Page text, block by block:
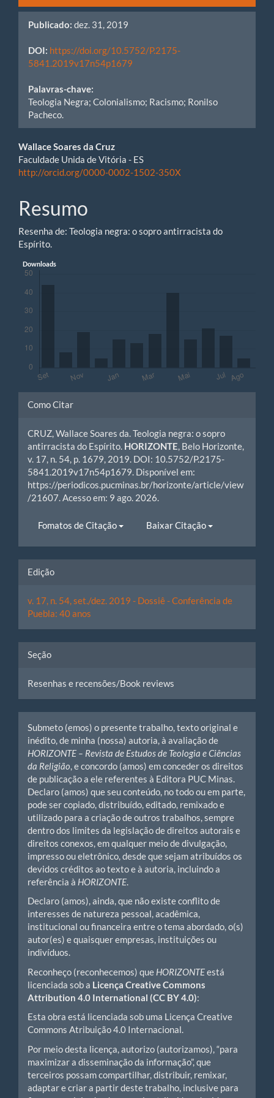
Publicado: dez. 31, 2019
DOI: https://doi.org/10.5752/P.2175-
5841.2019v17n54p1679
Palavras-chave:
Teologia Negra; Colonialismo; Racismo; Ronilso
Pacheco.
Conteúdo
do
principal
Wallace Soares da Cruz
Faculdade Unida de Vitória - ES
http://orcid.org/0000-0002-1502-350X
Resumo
Resenha de: Teologia negra: o sopro antirracista do
Espírito.
Downloads
Detalhes
artigo
Como Citar
CRUZ, Wallace Soares da. Teologia negra: o sopro
antirracista do Espírito. HORIZONTE, Belo Horizonte,
v. 17, n. 54, p. 1679, 2019. DOI: 10.5752/P.2175-
5841.2019v17n54p1679. Disponível em:
https://periodicos.pucminas.br/horizonte/article/view
/21607. Acesso em: 9 ago. 2026.
Fomatos de Citação Baixar Citação
Edição
v. 17, n. 54, set./dez. 2019 - Dossiê - Conferência de
Puebla: 40 anos
Seção
Resenhas e recensões/Book reviews
Submeto (emos) o presente trabalho, texto original e
inédito, de minha (nossa) autoria, à avaliação de
HORIZONTE – Revista de Estudos de Teologia e Ciências
da Religião, e concordo (amos) em conceder os direitos
de publicação a ele referentes à Editora PUC Minas.
Declaro (amos) que seu conteúdo, no todo ou em parte,
pode ser copiado, distribuído, editado, remixado e
utilizado para a criação de outros trabalhos, sempre
dentro dos limites da legislação de direitos autorais e
direitos conexos, em qualquer meio de divulgação,
impresso ou eletrônico, desde que sejam atribuídos os
devidos créditos ao texto e à autoria, incluindo a
referência à HORIZONTE.
Declaro (amos), ainda, que não existe conflito de
interesses de natureza pessoal, acadêmica,
institucional ou financeira entre o tema abordado, o(s)
autor(es) e quaisquer empresas, instituições ou
indivíduos.
Reconheço (reconhecemos) que HORIZONTEestá
licenciada sob a Licença Creative Commons
Attribution 4.0 International (CC BY 4.0):
Esta obra está licenciada sob uma Licença Creative
Commons Atribuição 4.0 Internacional.
Por meio desta licença, autorizo (autorizamos), “para
maximizar a disseminação da informação”, que
terceiros possam compartilhar, distribuir, remixar,
adaptar e criar a partir deste trabalho, inclusive para